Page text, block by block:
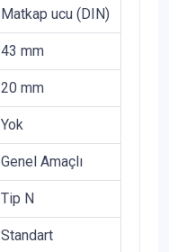
Matkap ucu (DIN)
43 mm
20 mm
Yok
Genel Amaçlı
Tip N
Standart